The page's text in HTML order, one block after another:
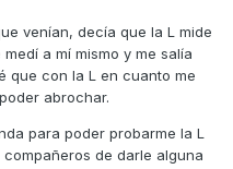
venían, decía que la L mide
a mí mismo y me salía
que con la L en cuanto me
abrochar.
para poder probarme la L
de darle alguna